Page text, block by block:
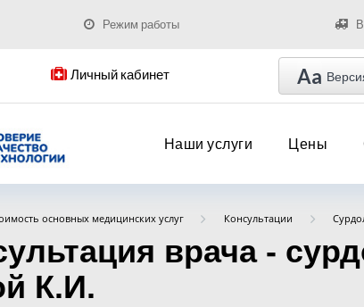
Режим работы
Личный кабинет Aa
Наши услуги Цены
основных медицинских услуг Консультации
врача -
К.И.